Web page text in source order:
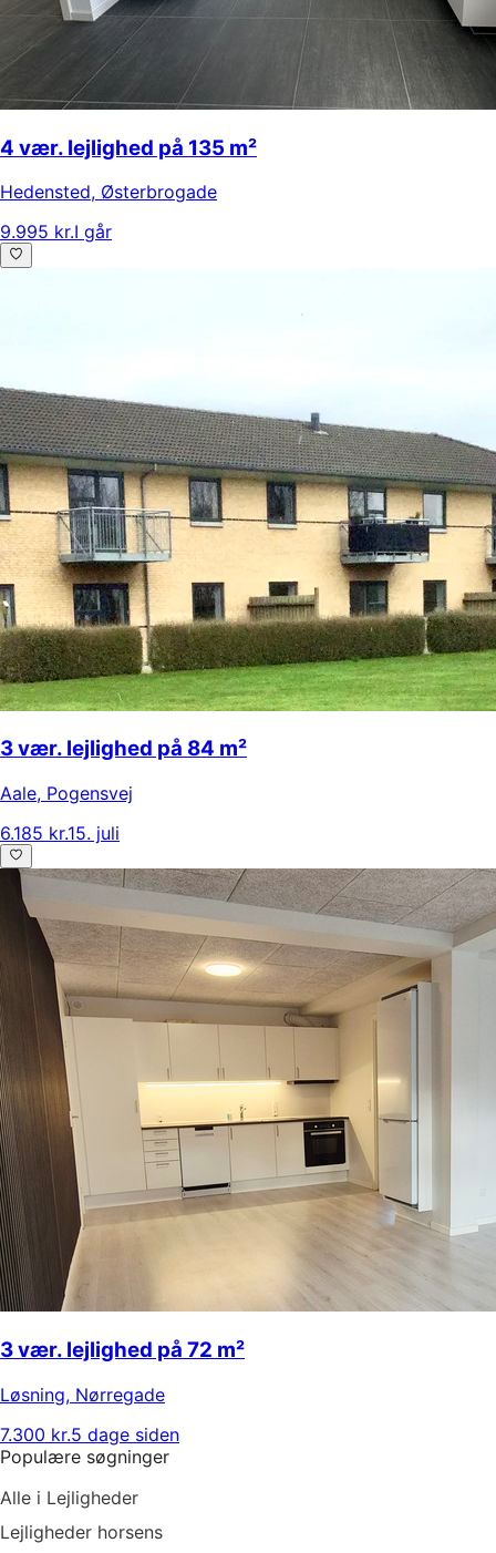
4 vær. lejlighed på 135 m²
Hedensted, Østerbrogade
9.995 kr.I går
3 vær. lejlighed på 84 m²
Aale, Pogensvej
6.185 kr.15. juli
3 vær. lejlighed på 72 m²
Løsning, Nørregade
7.300 kr.5 dage siden
Populære søgninger
Alle i Lejligheder
Lejligheder horsens